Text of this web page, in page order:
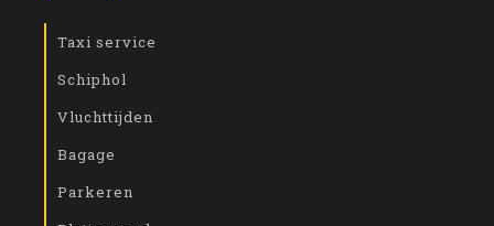
Taxi service
Schiphol
Vluchttijden
Bagage
Parkeren